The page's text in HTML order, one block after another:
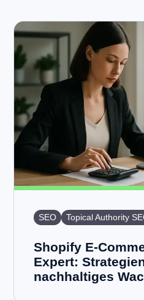
SEO Topical Authority
Shopify E-
Expert:
nachhaltiges